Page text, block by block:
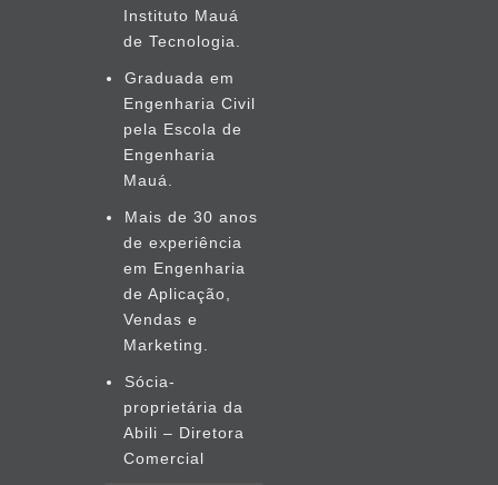
Instituto Mauá
de Tecnologia.
Graduada em
Engenharia Civil
pela Escola de
Engenharia
Mauá.
Mais de 30 anos
de experiência
em Engenharia
de Aplicação,
Vendas e
Marketing.
Sócia-
proprietária da
Abili – Diretora
Comercial